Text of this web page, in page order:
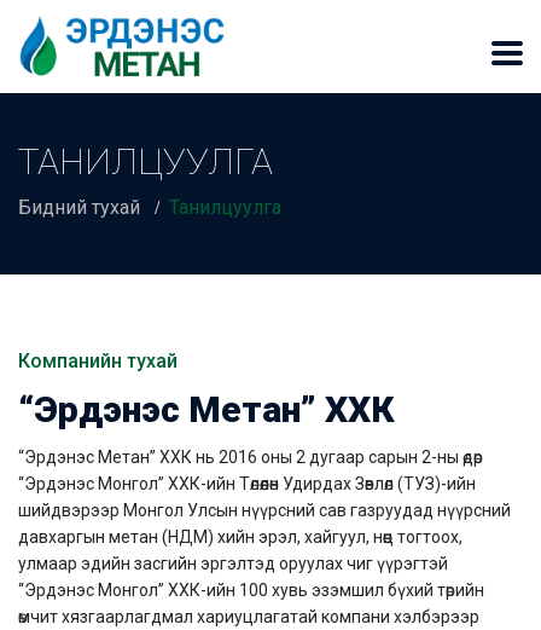
ТАНИЛЦУУЛГА
Бидний тухай Танилцуулга
Компанийн тухай
“Эрдэнэс Метан” ХХК
“Эрдэнэс Метан” ХХК нь 2016 оны 2 дугаар сарын 2-ны өдөр
“Эрдэнэс Монгол” ХХК-ийн Төлөөлөн Удирдах Зөвлөл (ТУЗ)-ийн
шийдвэрээр Монгол Улсын нүүрсний сав газруудад нүүрсний
давхаргын метан (НДМ) хийн эрэл, хайгуул, нөөц тогтоох,
улмаар эдийн засгийн эргэлтэд оруулах чиг үүрэгтэй
“Эрдэнэс Монгол” ХХК-ийн 100 хувь эзэмшил бүхий төрийн
өмчит хязгаарлагдмал хариуцлагатай компани хэлбэрээр